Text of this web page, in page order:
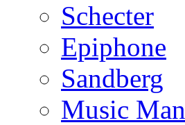
Schecter
Epiphone
Sandberg
Music Man